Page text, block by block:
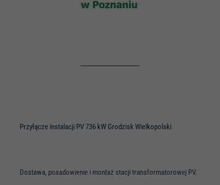
Przyłącze instalacji PV 736 kW Grodzisk Wielkopolski
Dostawa, posadowienie i montaż stacji transformatorowej PV.